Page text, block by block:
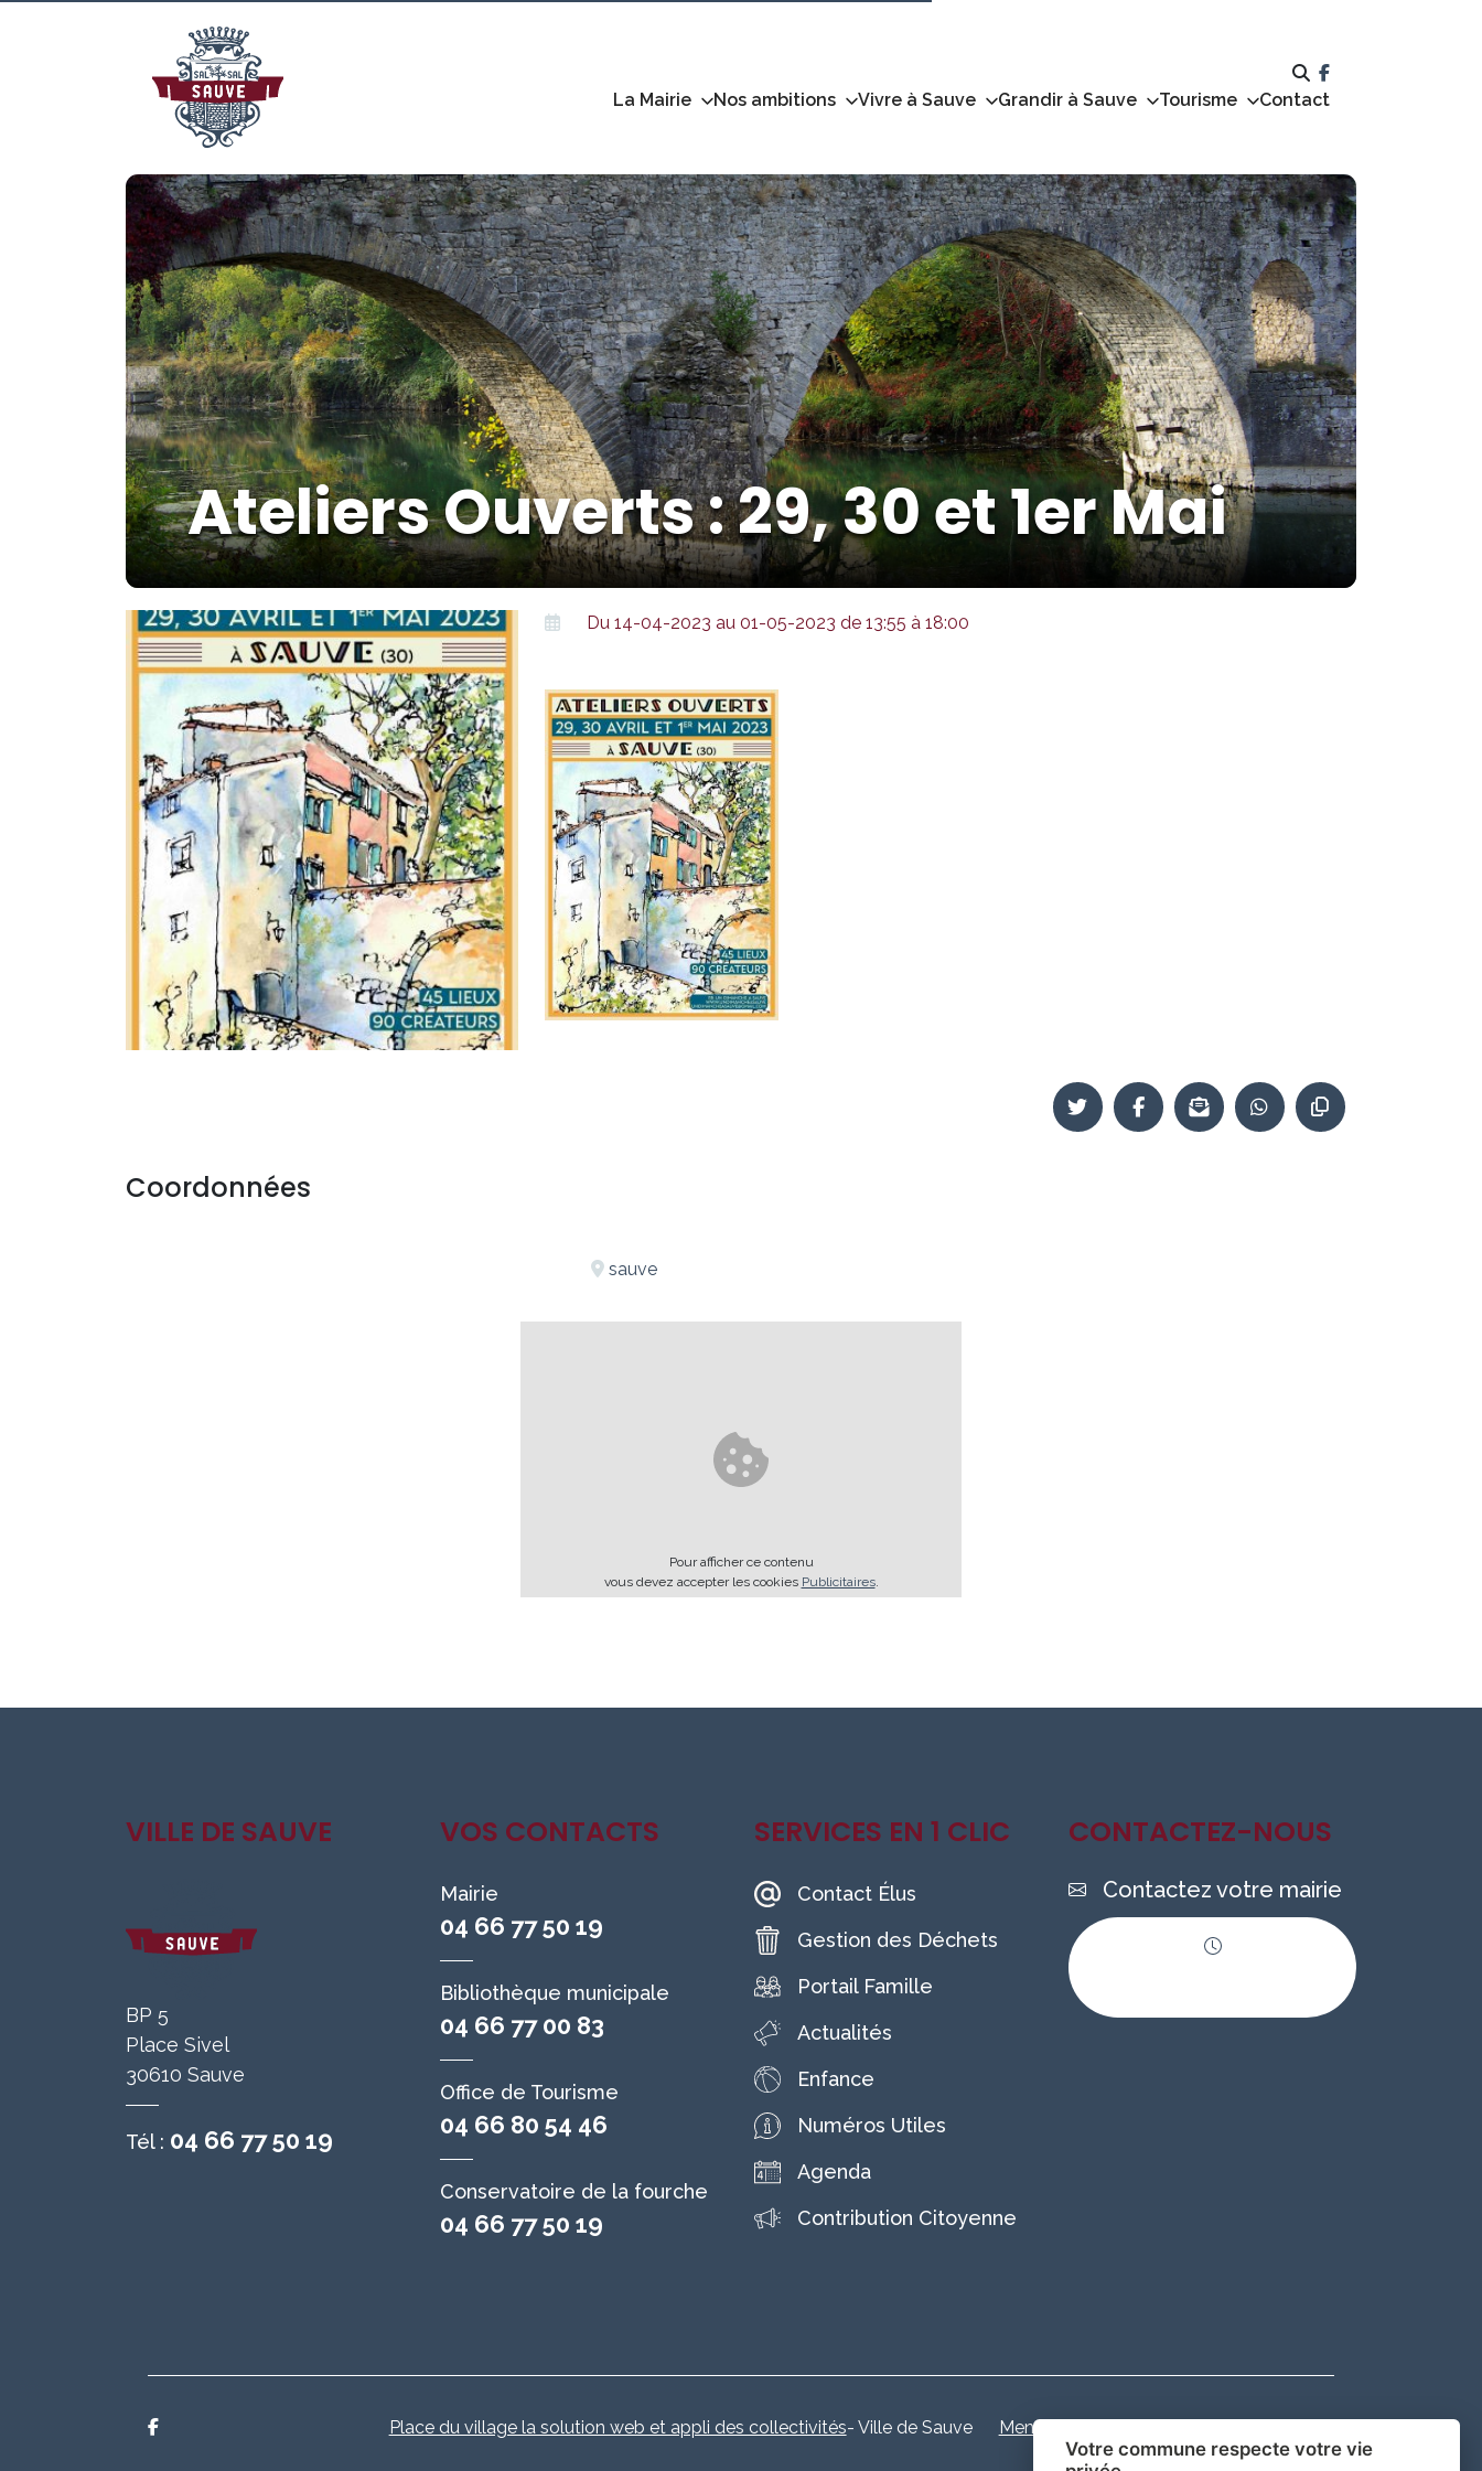
La Mairie Nos ambitions Vivre à Sauve Grandir à Sauve Tourisme Contact
Ateliers Ouverts : 29, 30 et 1er Mai
Du 14-04-2023 au 01-05-2023 de 13:55 à 18:00
Coordonnées
sauve
Pour afficher ce contenu
vous devez accepter les cookies Publicitaires.
VILLE DE SAUVE
BP 5
Place Sivel
30610 Sauve
Tél : 04 66 77 50 19
VOS CONTACTS
Mairie
04 66 77 50 19
Bibliothèque municipale
04 66 77 00 83
Office de Tourisme
04 66 80 54 46
Conservatoire de la fourche
04 66 77 50 19
SERVICES EN 1 CLIC
Contact Élus
Gestion des Déchets
Portail Famille
Actualités
Enfance
Numéros Utiles
Agenda
Contribution Citoyenne
CONTACTEZ-NOUS
Contactez votre mairie
Place du village la solution web et appli des collectivités- Ville de Sauve Mentions légales
Votre commune respecte votre vie